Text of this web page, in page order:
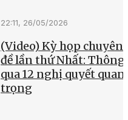
22:11, 26/05/2026
(Video) Kỳ họp chuyên
đề lần thứ Nhất: Thông
qua 12 nghị quyết quan
trọng